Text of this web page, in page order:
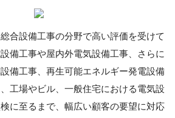
合設備工事の分野で高い評価を受けて
備工事や屋内外電気設備工事、さらに
備工事、再生可能エネルギー発電設備
工場やビル、一般住宅における電気設
に至るまで、幅広い顧客の要望に対応